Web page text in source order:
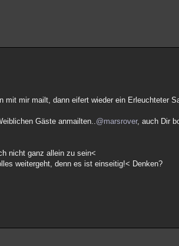
mir mailt, dann eifert wieder ein Erleuchteter
Gäste anmailten..@marsrover, auch Dir
nicht ganz allein zu sein<
weitergeht, denn es ist einseitig!< Denken?